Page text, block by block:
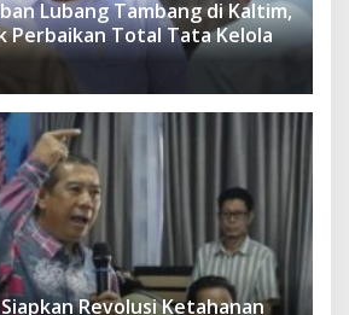
Lubang Tambang di Kaltim,
Perbaikan Total Tata Kelola
Revolusi Ketahanan